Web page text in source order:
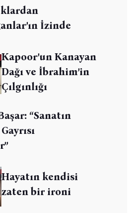
İzinde
Kapoor’un Kanayan
Dağı ve İbrahim’in
Çılgınlığı
“Sanatın
Hayatın kendisi
zaten bir ironi